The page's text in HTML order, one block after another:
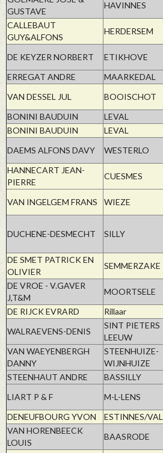
GUSTAVE
HAVINNES
CALLEBAUT
GUY&ALFONS
HERDERSEM
DE KEYZER NORBERT ETIKHOVE
ERREGAT ANDRE
MAARKEDAL
VAN DESSEL JUL
BOOISCHOT
BONINI BAUDUIN
LEVAL
BONINI BAUDUIN
LEVAL
DAEMS ALFONS DAVY
WESTERLO
HANNECART JEAN-
PIERRE
CUESMES
VAN INGELGEM FRANS WIEZE
DUCHENE-DESMECHT SILLY
DE SMET PATRICK EN
OLIVIER
SEMMERZAKE
DE VROE - V.GAVER
J,T&M
MOORTSELE
DE RIJCK EVRARD
Rillaar
WALRAEVENS-DENIS
SINT PIETERS
LEEUW
VAN WAEYENBERGH
DANNY
STEENHUIZE-
WIJNHUIZE
STEENHAUT ANDRE
BASSILLY
LIART P & F
M-L-LENS
DENEUFBOURG YVON
ESTINNES/VAL
VAN HORENBEECK
LOUIS
BAASRODE